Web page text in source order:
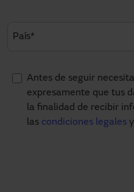
Antes de seguir
expresamente que tus
la finalidad de recibir
las condiciones legales